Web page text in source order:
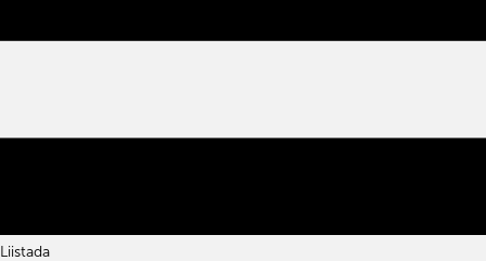
Liistada